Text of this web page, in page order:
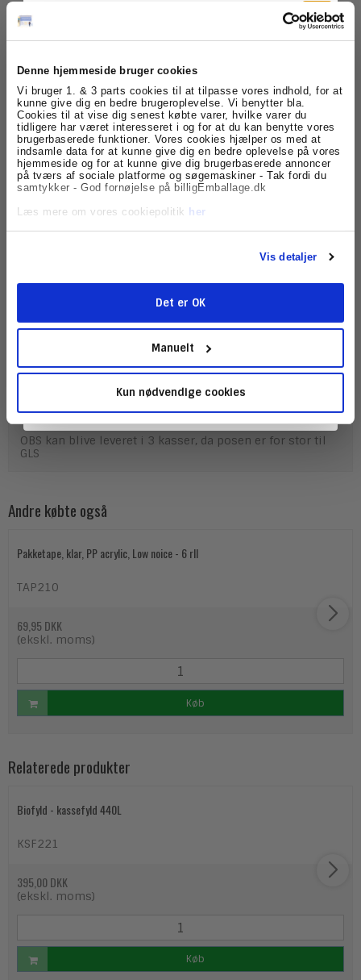
Denne hjemmeside bruger cookies
Vi bruger 1. & 3 parts cookies til at tilpasse vores indhold, for at
kunne give dig en bedre brugeroplevelse. Vi benytter bla.
Cookies til at vise dig senest købte varer, hvilke varer du
tidligere har været interesseret i og for at du kan benytte vores
brugerbaserede funktioner. Vores cookies hjælper os med at
indsamle data for at kunne give dig en bedre oplevelse på vores
hjemmeside og for at kunne give dig brugerbaserede annoncer
på tværs af sociale platforme og søgemaskiner - Tak fordi du
samtykker - God fornøjelse på billigEmballage.dk
Læs mere om vores cookiepolitik
her
Vis detaljer
Det er OK
Manuelt
Kun nødvendige cookies
Model/Varenr.: KSF001
Lagerstatus:
Varen er på lager.
stk. Køb
Beskrivelse
Kassefyld 440L - 1 pose med antistatisk flamingo fyld.
Flamingofyld er en sikker emballage, som beskytter dine
kassefyld, som sendes med Fragtmanden. Vi anbefaler
den ydre emballage. På den måde opnår du en tætpakket
pap kasse eller postæske, som sikre dine vare mod
på. Vores emballage sikre dine forsendelser og vare
Stadig en lav fragtrate for hele ordren uanset antal af
denne vare og anden emballage.
Se hvad UPS skriver om kassefyld lige
OBS kan blive leveret i 3 kasser, da posen er for stor til
GLS
Andre købte også
Pakketape, klar, PP acrylic, Low noice - 6 rll
TAP210
69,95 DKK
(ekskl. moms)
Køb
Relaterede produkter
Biofyld - kassefyld 440L
KSF221
395,00 DKK
(ekskl. moms)
Køb
Tilmeld dig
nyhedsbrevet
Få skarpe tilbud, nyheder og eksklusive
kundefordele, direkte i din indbakke.
Tilmeld